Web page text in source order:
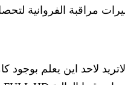
مراقبة الفروانية
لاحد اين يعلم بوجود